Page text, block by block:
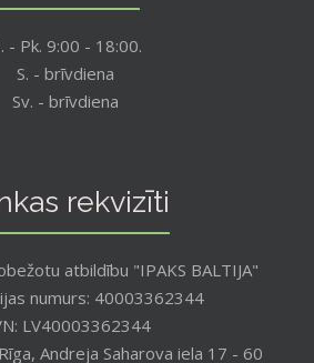
- Pk. 9:00 - 18:00.
S. - brīvdiena
Sv. - brīvdiena
rekvizīti
atbildību "IPAKS BALTIJA"
numurs: 40003362344
LV40003362344
Andreja Saharova iela 17 - 60